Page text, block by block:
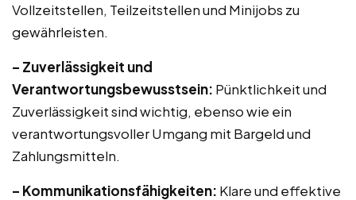
Vollzeitstellen, Teilzeitstellen und Minijobs zu
gewährleisten.
– Zuverlässigkeit und
Verantwortungsbewusstsein: Pünktlichkeit und
Zuverlässigkeit sind wichtig, ebenso wie ein
verantwortungsvoller Umgang mit Bargeld und
Zahlungsmitteln.
– Kommunikationsfähigkeiten: Klare und effektive